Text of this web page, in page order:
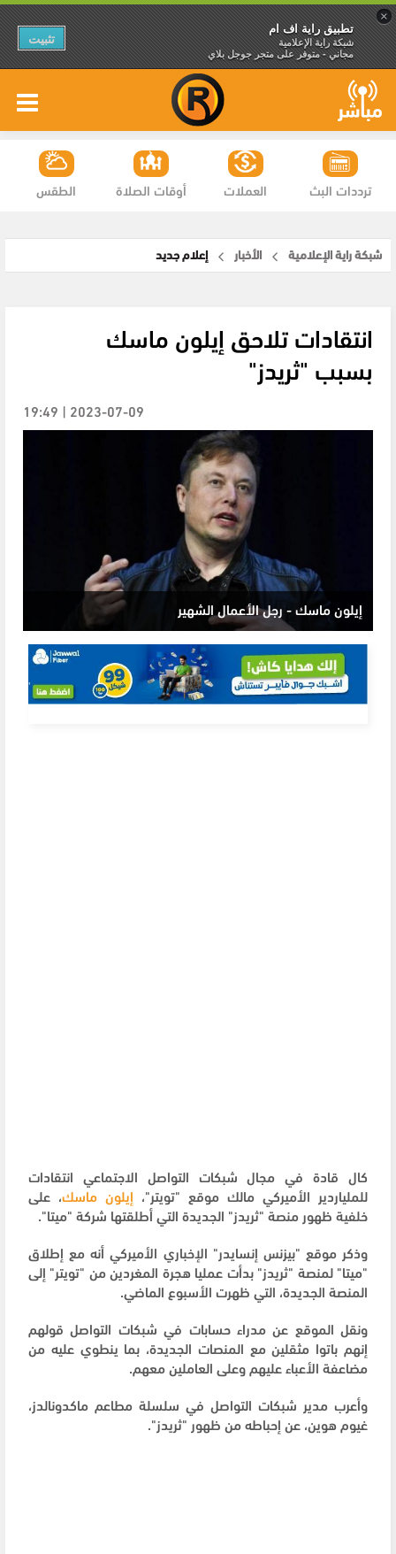
×
تطبيق راية اف ام
شبكة راية الإعلامية
مجاني - متوفر على متجر جوجل بلاي
تثبيت
الطقس أوقات الصلاة العملات ترددات البث
شبكة راية الإعلامية الأخبار إعلام جديد
انتقادات تلاحق إيلون ماسك
بسبب "ثريدز"
2023-07-09 | 19:49
إيلون ماسك - رجل الأعمال الشهير
كال قادة في مجال شبكات التواصل الاجتماعي انتقادات
للملياردير الأميركي مالك موقع "تويتر"، إيلون ماسك، على
خلفية ظهور منصة "ثريدز" الجديدة التي أطلقتها شركة "ميتا".
وذكر موقع "بيزنس إنسايدر" الإخباري الأميركي أنه مع إطلاق
"ميتا" لمنصة "ثريدز" بدأت عمليا هجرة المغردين من "تويتر" إلى
المنصة الجديدة، التي ظهرت الأسبوع الماضي.
ونقل الموقع عن مدراء حسابات في شبكات التواصل قولهم
إنهم باتوا مثقلين مع المنصات الجديدة، بما ينطوي عليه من
مضاعفة الأعباء عليهم وعلى العاملين معهم.
وأعرب مدير شبكات التواصل في سلسلة مطاعم ماكدونالدز،
غيوم هوين، عن إحباطه من ظهور "ثريدز".